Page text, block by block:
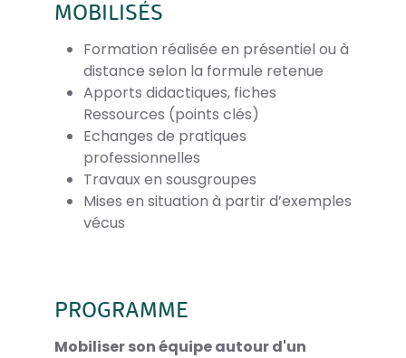
MOBILISÉS
Formation réalisée en présentiel ou à
distance selon la formule retenue
Apports didactiques, fiches
Ressources (points clés)
Echanges de pratiques
professionnelles
Travaux en sousgroupes
Mises en situation à partir d’exemples
vécus
PROGRAMME
Mobiliser son équipe autour d'un